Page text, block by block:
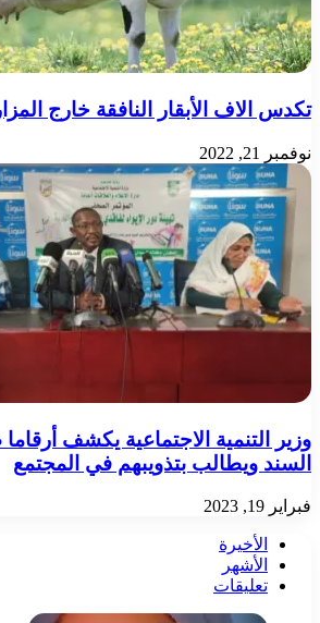
تكدس الاف الأبقار النافقة خارج
نوفمبر 21, 2022
وزير التنمية الاجتماعية يكشف
السند ويطالب بتذويبهم في المجتمع
فبراير 19, 2023
الأخيرة
الأشهر
تعليقات